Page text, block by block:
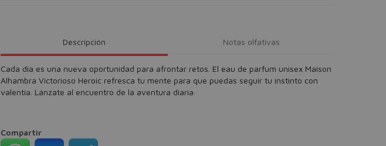
Descripción Notas olfativas
Cada día es una nueva oportunidad para afrontar retos. El eau de parfum unisex Maison
Alhambra Victorioso Heroic refresca tu mente para que puedas seguir tu instinto con
valentía. Lánzate al encuentro de la aventura diaria.
Compartir